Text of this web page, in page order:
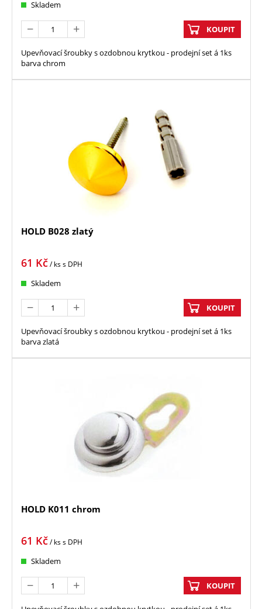
Skladem
KOUPIT
Upevňovací šroubky s ozdobnou krytkou - prodejní set á 1ks
barva chrom
HOLD B028 zlatý
61 Kč/ kss DPH
Skladem
KOUPIT
Upevňovací šroubky s ozdobnou krytkou - prodejní set á 1ks
barva zlatá
HOLD K011 chrom
61 Kč/ kss DPH
Skladem
KOUPIT